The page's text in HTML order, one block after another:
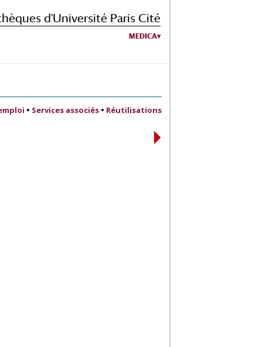
d'Université Paris Cité
MEDICA
• Services associés • Réutilisations